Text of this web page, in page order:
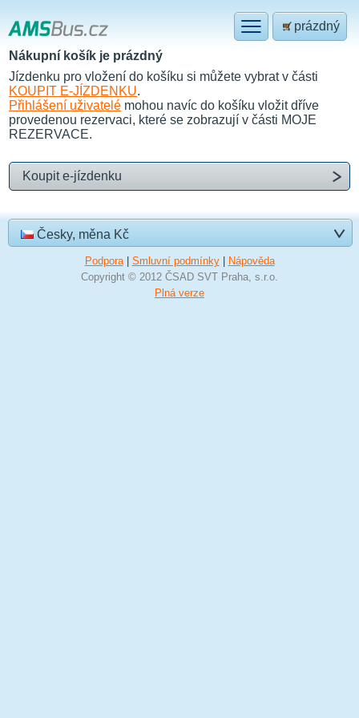
prázdný
Nákupní košík je prázdný
Jízdenku pro vložení do košíku si můžete vybrat v části
KOUPIT E-JÍZDENKU.
Přihlášení uživatelé mohou navíc do košíku vložit dříve
provedenou rezervaci, které se zobrazují v části MOJE
REZERVACE.
Koupit e-jízdenku
Česky, měna Kč
Podpora| Smluvní podmínky|
Nápověda
Copyright © 2012 ČSAD SVT Praha, s.r.o.
Plná verze